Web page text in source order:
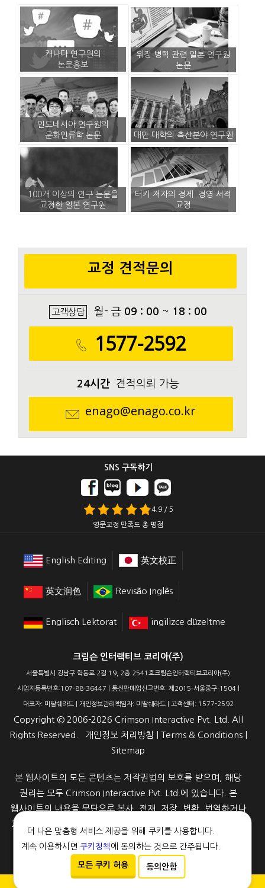
캐나다 연구원의
논문홍보
위장 병학 관련 일본 연구원
논문
인도네시아 연구원의
문화인류학 논문
대만 대학의 축산분야 연구원
100개 이상의 연구 논문을
교정한 일본 연구원
터키 저자의 경제. 경영 서적
교정
교정 견적문의
고객상담 월- 금 09 : 00 ~ 18 : 00
1577-2592
24시간 견적의뢰 가능
enago@enago.co.kr
더 나은 맞춤형 서비스 제공을 위해 쿠키를 사용합니다.
계속 이용하시면 쿠키정책 에 동의하는 것으로 간주됩니다.
모든 쿠키 허용 동의안함
SNS 구독하기
4.9 / 5
영문교정 만족도 총 평점
English Editing 英文校正
英文润色 Revisão Inglês
Englisch Lektorat ingilizce düzeltme
크림슨 인터랙티브 코리아(주)
서울특별시 강남구 학동로 2길 19, 2층 2541호크림슨인터랙티브코리아(주)
사업자등록번호:107-88-36447 | 통신판매업신고번호: 제2015-서울중구-1504 |
대표자: 미딸쉐라드 | 개인정보관리책임자: 미딸쉐라드 | 고객센터: 1577-2592
Copyright © 2006-2026 Crimson Interactive Pvt. Ltd. All
Rights Reserved. 개인정보 처리방침 Terms & Conditions|
Sitemap
본 웹사이트의 모든 콘텐츠는 저작권법의 보호를 받으며, 해당
권리는 모두 Crimson Interactive Pvt. Ltd.에 있습니다. 본
웹사이트의 내용을 무단으로 복사, 전재, 저장, 변환, 번역하거나
2차적으로 활용하는 행위는 어떠한 형태(전자적·자기적·인쇄물·
정책을 참고해 주세요.